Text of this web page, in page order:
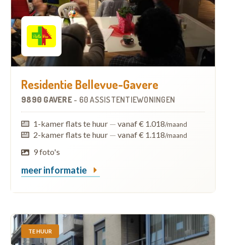
Residentie Bellevue-Gavere
9890 GAVERE - 60 ASSISTENTIEWONINGEN
1-kamer flats te huur — vanaf € 1.018/maand
2-kamer flats te huur — vanaf € 1.118/maand
9 foto's
meer informatie
TE HUUR